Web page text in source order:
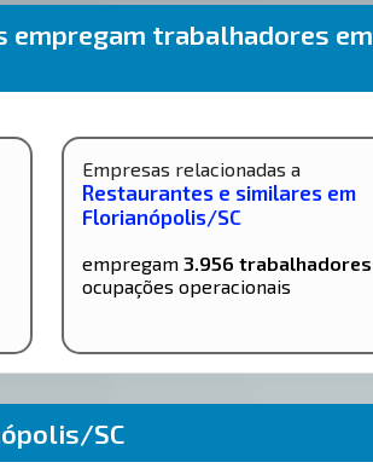
trabalhadores
Empresas relacionadas a
Restaurantes e similares em
Florianópolis/SC
empregam3.956 trabalhadores
ocupações operacionais
SC